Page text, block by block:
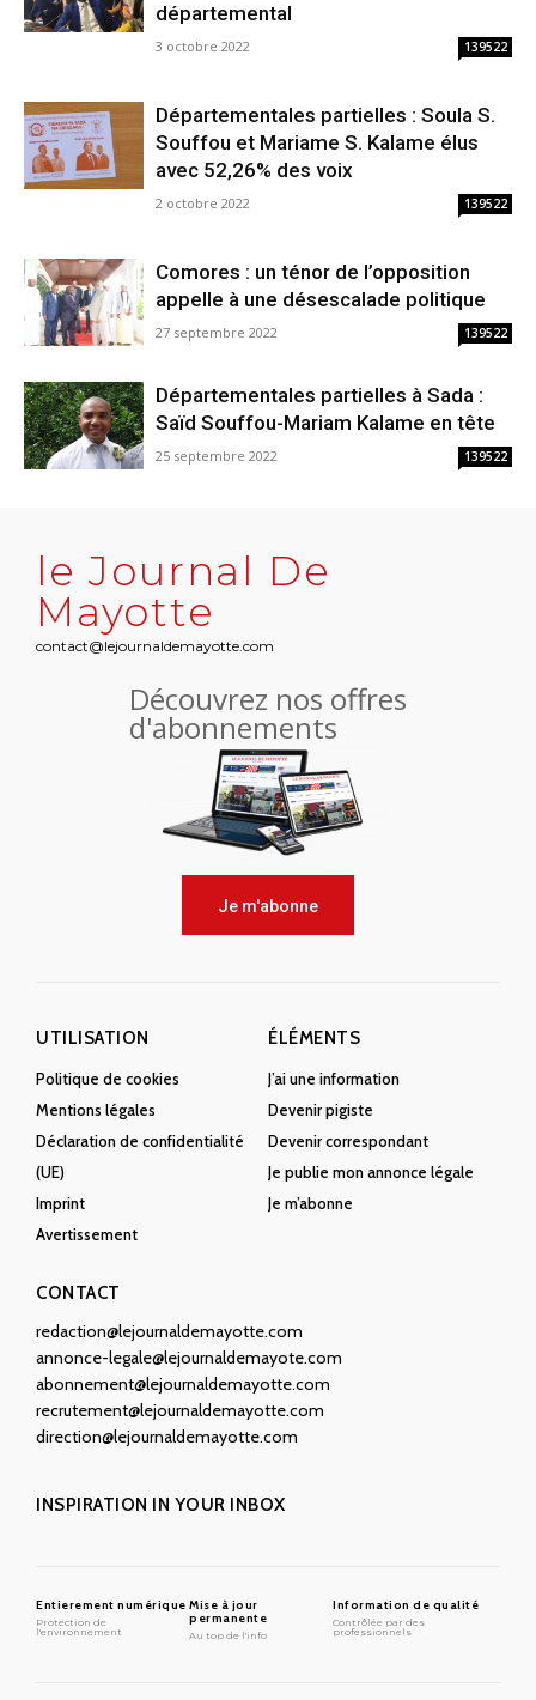
départemental
3 octobre 2022 139522
Départementales partielles : Soula S.
Souffou et Mariame S. Kalame élus
avec 52,26% des voix
2 octobre 2022 139522
Comores : un ténor de l’opposition
appelle à une désescalade politique
27 septembre 2022 139522
Départementales partielles à Sada :
Saïd Souffou-Mariam Kalame en tête
25 septembre 2022 139522
le Journal De
Mayotte
contact@lejournaldemayotte.com
Découvrez nos offres
d'abonnements
Je m'abonne
UTILISATION
Politique de cookies
Mentions légales
Déclaration de confidentialité
(UE)
Imprint
Avertissement
ÉLÉMENTS
J’ai une information
Devenir pigiste
Devenir correspondant
Je publie mon annonce légale
Je m’abonne
CONTACT
redaction@lejournaldemayotte.com
annonce-legale@lejournaldemayote.com
abonnement@lejournaldemayotte.com
recrutement@lejournaldemayotte.com
direction@lejournaldemayotte.com
INSPIRATION IN YOUR INBOX
Entierement numérique
Protection de
l'environnement
Mise à jour
permanente
Au top de l'info
Information de qualité
Contrôlée par des
professionnels